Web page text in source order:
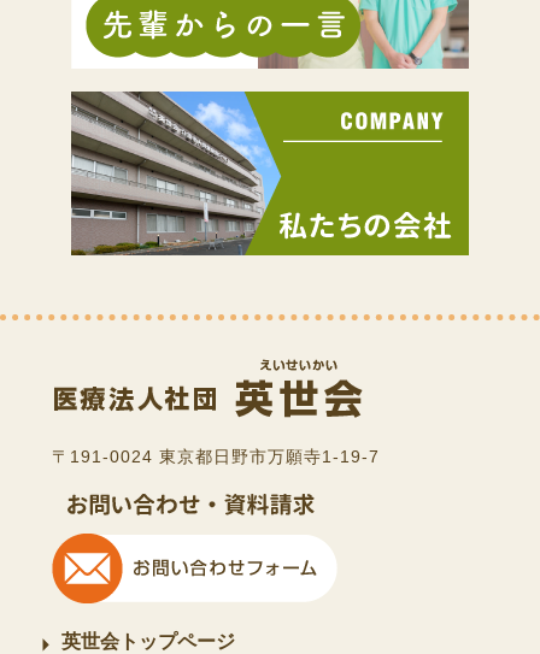
〒191-0024 東京都日野市万願寺1-19-7
英世会トップページ